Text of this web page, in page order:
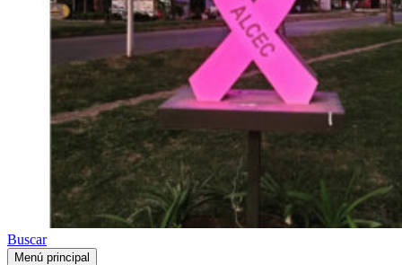
Buscar
Menú principal